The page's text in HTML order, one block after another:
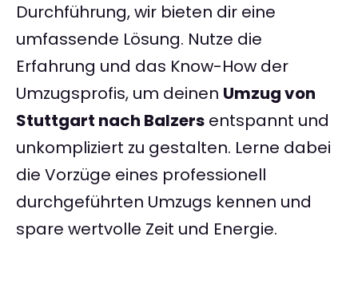
Durchführung, wir bieten dir eine
umfassende Lösung. Nutze die
Erfahrung und das Know-How der
Umzugsprofis, um deinen Umzug von
Stuttgart nach Balzers entspannt und
unkompliziert zu gestalten. Lerne dabei
die Vorzüge eines professionell
durchgeführten Umzugs kennen und
spare wertvolle Zeit und Energie.